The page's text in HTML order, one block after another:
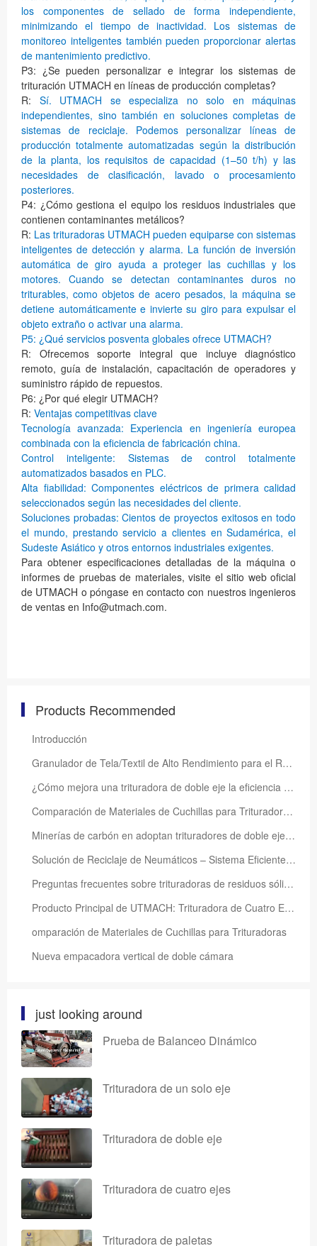
los componentes de sellado de forma independiente,
minimizando el tiempo de inactividad. Los sistemas de
monitoreo inteligentes también pueden proporcionar alertas
de mantenimiento predictivo.
P3: ¿Se pueden personalizar e integrar los sistemas de
trituración UTMACH en líneas de producción completas?
R: Sí. UTMACH se especializa no solo en máquinas
independientes, sino también en soluciones completas de
sistemas de reciclaje. Podemos personalizar líneas de
producción totalmente automatizadas según la distribución
de la planta, los requisitos de capacidad (1–50 t/h) y las
necesidades de clasificación, lavado o procesamiento
posteriores.
P4: ¿Cómo gestiona el equipo los residuos industriales que
contienen contaminantes metálicos?
R: Las trituradoras UTMACH pueden equiparse con sistemas
inteligentes de detección y alarma. La función de inversión
automática de giro ayuda a proteger las cuchillas y los
motores. Cuando se detectan contaminantes duros no
triturables, como objetos de acero pesados, la máquina se
detiene automáticamente e invierte su giro para expulsar el
objeto extraño o activar una alarma.
P5: ¿Qué servicios posventa globales ofrece UTMACH?
R: Ofrecemos soporte integral que incluye diagnóstico
remoto, guía de instalación, capacitación de operadores y
suministro rápido de repuestos.
P6: ¿Por qué elegir UTMACH?
R: Ventajas competitivas clave
Tecnología avanzada: Experiencia en ingeniería europea
combinada con la eficiencia de fabricación china.
Control inteligente: Sistemas de control totalmente
automatizados basados en PLC.
Alta fiabilidad: Componentes eléctricos de primera calidad
seleccionados según las necesidades del cliente.
Soluciones probadas: Cientos de proyectos exitosos en todo
el mundo, prestando servicio a clientes en Sudamérica, el
Sudeste Asiático y otros entornos industriales exigentes.
Para obtener especificaciones detalladas de la máquina o
informes de pruebas de materiales, visite el sitio web oficial
de UTMACH o póngase en contacto con nuestros ingenieros
de ventas en Info@utmach.com.
Products Recommended
Introducción
Granulador de Tela/Textil de Alto Rendimiento para el Reciclaje Sostenible
¿Cómo mejora una trituradora de doble eje la eficiencia del reciclaje de neumáticos usados?
Comparación de Materiales de Cuchillas para Trituradoras – SKD-11, DC53, 42CrMo, D2, Acero Aleado
Minerías de carbón en adoptan trituradores de doble eje para mayor eficiencia
Solución de Reciclaje de Neumáticos – Sistema Eficiente de Trituración y Recuperación de Caucho
Preguntas frecuentes sobre trituradoras de residuos sólidos
Producto Principal de UTMACH: Trituradora de Cuatro Ejes
omparación de Materiales de Cuchillas para Trituradoras
Nueva empacadora vertical de doble cámara
just looking around
Prueba de Balanceo Dinámico
Trituradora de un solo eje
Trituradora de doble eje
Trituradora de cuatro ejes
Trituradora de paletas